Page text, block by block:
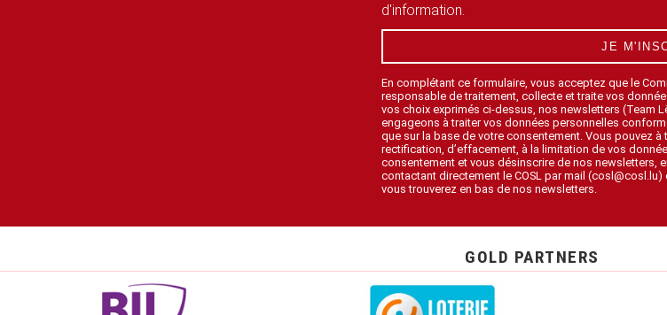
d'information.
JE
En complétant ce formulaire, vous acceptez que le
responsable de traitement, collecte et traite vos
vos choix exprimés ci-dessus, nos newsletters (Team
engageons à traiter vos données personnelles
que sur la base de votre consentement. Vous pouvez
rectification, d’effacement, à la limitation de vos
consentement et vous désinscrire de nos newsletters,
contactant directement le COSL par mail
vous trouverez en bas de nos newsletters.
GOLD PARTNERS